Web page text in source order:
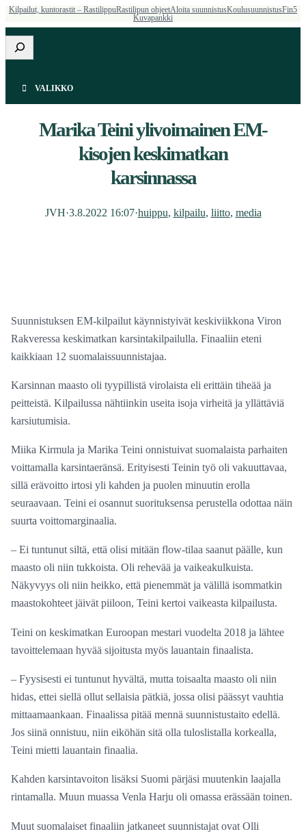
Kilpailut, kuntorastit – RastilippuRastilipun ohjeetAloita suunnistusKoulusuunnistusFin5
Kuvapankki
Etsi
VALIKKO
Marika Teini ylivoimainen EM-
kisojen keskimatkan
karsinnassa
JVH·3.8.2022 16:07·huippu, kilpailu, liitto, media
Suunnistuksen EM-kilpailut käynnistyivät keskiviikkona Viron
Rakveressa keskimatkan karsintakilpailulla. Finaaliin eteni
kaikkiaan 12 suomalaissuunnistajaa.
Karsinnan maasto oli tyypillistä virolaista eli erittäin tiheää ja
peitteistä. Kilpailussa nähtiinkin useita isoja virheitä ja yllättäviä
karsiutumisia.
Miika Kirmula ja Marika Teini onnistuivat suomalaista parhaiten
voittamalla karsintaeränsä. Erityisesti Teinin työ oli vakuuttavaa,
sillä erävoitto irtosi yli kahden ja puolen minuutin erolla
seuraavaan. Teini ei osannut suorituksensa perustella odottaa näin
suurta voittomarginaalia.
– Ei tuntunut siltä, että olisi mitään flow-tilaa saanut päälle, kun
maasto oli niin tukkoista. Oli rehevää ja vaikeakulkuista.
Näkyvyys oli niin heikko, että pienemmät ja välillä isommatkin
maastokohteet jäivät piiloon, Teini kertoi vaikeasta kilpailusta.
Teini on keskimatkan Euroopan mestari vuodelta 2018 ja lähtee
tavoittelemaan hyvää sijoitusta myös lauantain finaalista.
– Fyysisesti ei tuntunut hyvältä, mutta toisaalta maasto oli niin
hidas, ettei siellä ollut sellaisia pätkiä, jossa olisi päässyt vauhtia
mittaamaankaan. Finaalissa pitää mennä suunnistustaito edellä.
Jos siinä onnistuu, niin eiköhän sitä olla tuloslistalla korkealla,
Teini mietti lauantain finaalia.
Kahden karsintavoiton lisäksi Suomi pärjäsi muutenkin laajalla
rintamalla. Muun muassa Venla Harju oli omassa erässään toinen.
Muut suomalaiset finaaliin jatkaneet suunnistajat ovat Olli